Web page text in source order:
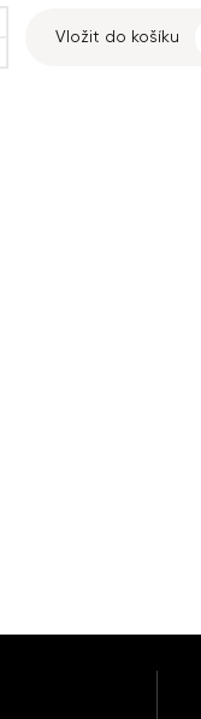
Vložit do košíku